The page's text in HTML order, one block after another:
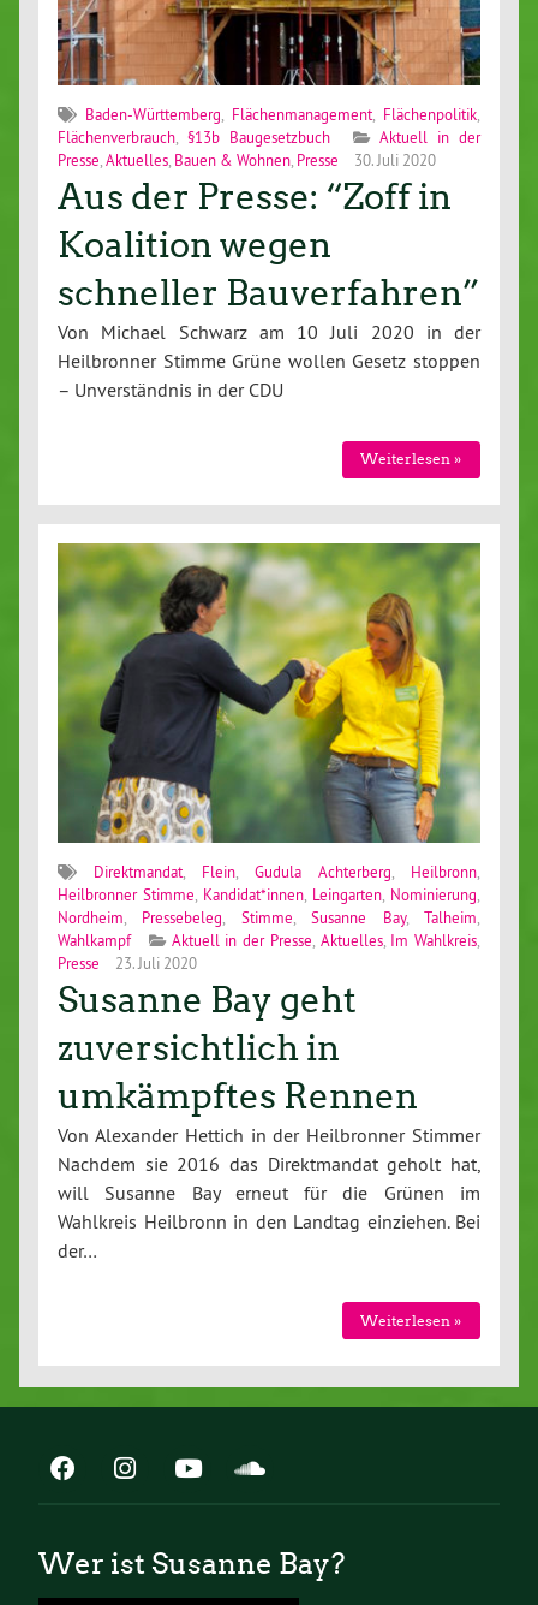
Baden-Württemberg Flächenmanagement Flächenpolitik
Flächenverbrauch ,§13b Baugesetzbuch
Aktuell in der
Presse Aktuelles Bauen & Wohnen Presse 30. Juli 2020
Aus der Presse: “Zoff in
Koalition wegen
schneller Bauverfahren”
Von Michael Schwarz am 10 Juli 2020 in der
Heilbronner Stimme Grüne wollen Gesetz stoppen
– Unverständnis in der CDU
Weiterlesen »
Direktmandat Flein Gudula Achterberg Heilbronn
Heilbronner Stimme Kandidat*innen Leingarten Nominierung
Nordheim
Pressebeleg Stimme ,Susanne Bay,Talheim
Wahlkampf
Aktuell in der Presse Aktuelles, Im Wahlkreis
Presse
23. Juli 2020
Susanne Bay geht
zuversichtlich in
umkämpftes Rennen
Von Alexander Hettich in der Heilbronner Stimmer
Nachdem sie 2016 das Direktmandat geholt hat,
will Susanne Bay erneut für die Grünen im
Wahlkreis Heilbronn in den Landtag einziehen. Bei
der…
Weiterlesen »
Wer ist Susanne Bay?